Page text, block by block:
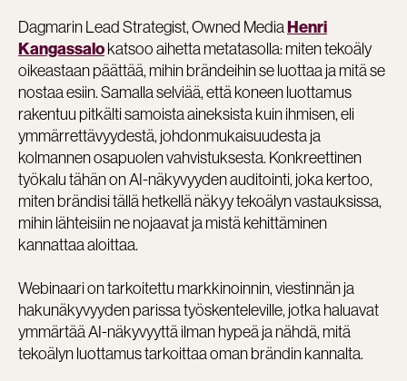
Dagmarin Lead Strategist, Owned MediaHenri
Kangassalokatsoo aihetta metatasolla: miten tekoäly
oikeastaan päättää, mihin brändeihin se luottaa ja mitä se
nostaa esiin. Samalla selviää, että koneen luottamus
rakentuu pitkälti samoista aineksista kuin ihmisen, eli
ymmärrettävyydestä, johdonmukaisuudesta ja
kolmannen osapuolen vahvistuksesta. Konkreettinen
työkalu tähän on AI-näkyvyyden auditointi, joka kertoo,
miten brändisi tällä hetkellä näkyy tekoälyn vastauksissa,
mihin lähteisiin ne nojaavat ja mistä kehittäminen
kannattaa aloittaa.
Webinaari on tarkoitettu markkinoinnin, viestinnän ja
hakunäkyvyyden parissa työskenteleville, jotka haluavat
ymmärtää AI-näkyvyyttä ilman hypeä ja nähdä, mitä
tekoälyn luottamus tarkoittaa oman brändin kannalta.